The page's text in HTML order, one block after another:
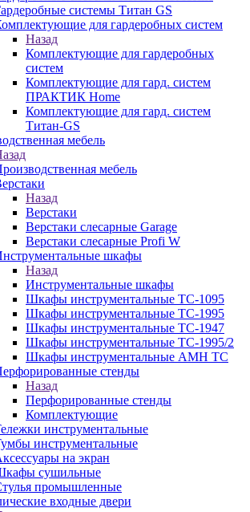
системы Титан GS
для гардеробных систем
Назад
Комплектующие для гардеробных
систем
Комплектующие для гард. систем
ПРАКТИК Home
Комплектующие для гард. систем
Титан-GS
мебель
мебель
Назад
Верстаки
Верстаки слесарные Garage
Верстаки слесарные Profi W
шкафы
Назад
Инструментальные шкафы
Шкафы инструментальные TC-1095
Шкафы инструментальные TC-1995
Шкафы инструментальные TC-1947
Шкафы инструментальные TC-1995/2
Шкафы инструментальные AMH TC
стенды
Назад
Перфорированные стенды
Комплектующие
инструментальные
инструментальные
на экран
сушильные
промышленные
входные двери